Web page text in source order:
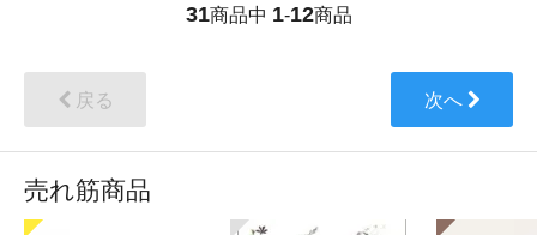
31商品中 1-12商品
戻る 次へ
売れ筋商品